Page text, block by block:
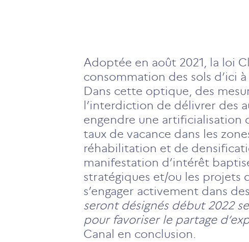
Adoptée en août 2021, la loi
consommation des sols d’ici
Dans cette optique, des
l’interdiction de délivrer des
engendre une artificialisation
taux de vacance dans les
réhabilitation et de
manifestation d’intérêt
stratégiques et/ou les projets
s’engager activement dans
seront désignés début 2022
pour favoriser le partage
Canal en conclusion.